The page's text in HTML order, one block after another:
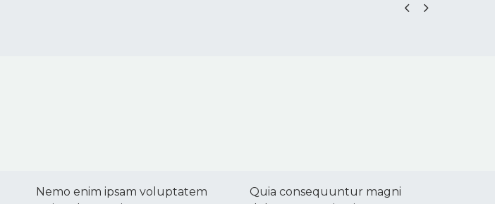
 
Nemo enim ipsam voluptatem
Quia consequuntur magni